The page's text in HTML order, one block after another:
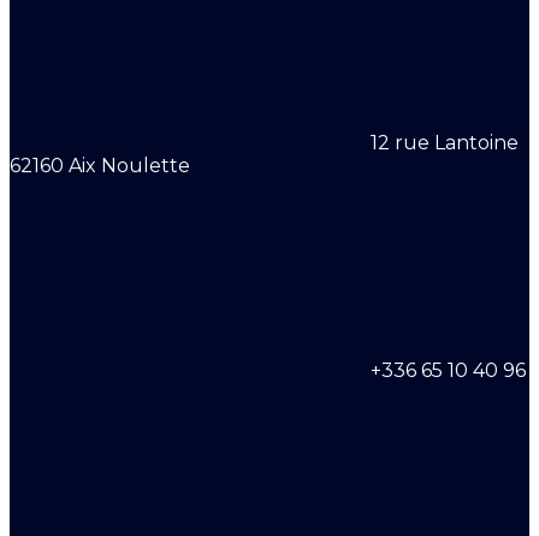
12 rue Lantoine
62160 Aix Noulette
+336 65 10 40 96